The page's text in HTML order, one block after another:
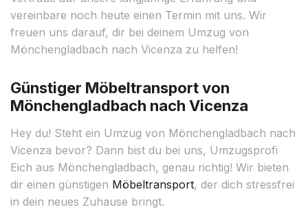
vereinbare noch heute einen Termin mit uns. Wir
freuen uns darauf, dir bei deinem Umzug von
Mönchengladbach nach Vicenza zu helfen!
Günstiger Möbeltransport von
Mönchengladbach nach Vicenza
Hey du! Steht ein Umzug von Mönchengladbach nach
Vicenza bevor? Dann bist du bei uns, Umzugsprofi
Eich aus Mönchengladbach, genau richtig! Wir bieten
dir einen günstigen Möbeltransport, der dich stressfrei
in dein neues Zuhause bringt.